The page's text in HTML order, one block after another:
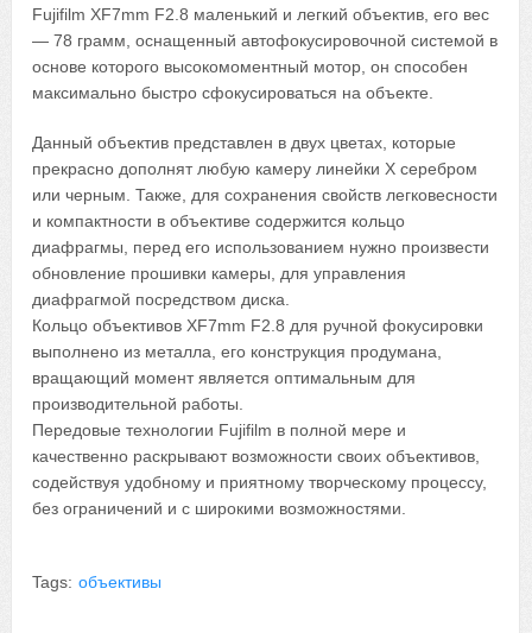
Fujifilm XF7mm F2.8 маленький и легкий объектив, его вес
— 78 грамм, оснащенный автофокусировочной системой в
основе которого высокомоментный мотор, он способен
максимально быстро сфокусироваться на объекте.
Данный объектив представлен в двух цветах, которые
прекрасно дополнят любую камеру линейки X серебром
или черным. Также, для сохранения свойств легковесности
и компактности в объективе содержится кольцо
диафрагмы, перед его использованием нужно произвести
обновление прошивки камеры, для управления
диафрагмой посредством диска.
Кольцо объективов XF7mm F2.8 для ручной фокусировки
выполнено из металла, его конструкция продумана,
вращающий момент является оптимальным для
производительной работы.
Передовые технологии Fujifilm в полной мере и
качественно раскрывают возможности своих объективов,
содействуя удобному и приятному творческому процессу,
без ограничений и с широкими возможностями.
Tags: объективы